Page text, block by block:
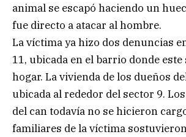
animal se escapó haciendo un
fue directo a atacar al hombre.
La víctima ya hizo dos denuncias
11, ubicada en el barrio donde
hogar. La vivienda de los dueños
ubicada al rededor del sector 9.
del can todavía no se hicieron
familiares de la víctima